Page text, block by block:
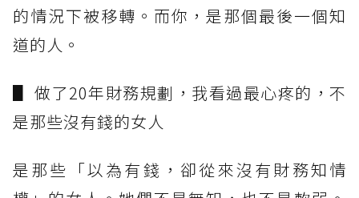
的情況下被移轉。而你，是那個最後一個知
道的人。
▋ 做了20年財務規劃，我看過最心疼的，不
是那些沒有錢的女人
是那些「以為有錢，卻從來沒有財務知情